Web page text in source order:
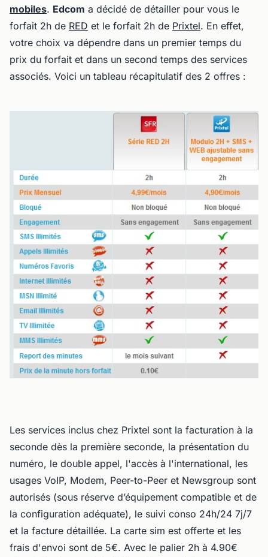
mobiles. Edcom a décidé de détailler pour vous le
forfait 2h de RED et le forfait 2h de Prixtel. En effet,
votre choix va dépendre dans un premier temps du
prix du forfait et dans un second temps des services
associés. Voici un tableau récapitulatif des 2 offres :
Les services inclus chez Prixtel sont la facturation à la
seconde dès la première seconde, la présentation du
numéro, le double appel, l'accès à l'international, les
usages VoIP, Modem, Peer-to-Peer et Newsgroup sont
autorisés (sous réserve d’équipement compatible et de
la configuration adéquate), le suivi conso 24h/24 7j/7
et la facture détaillée. La carte sim est offerte et les
frais d'envoi sont de 5€. Avec le palier 2h à 4.90€